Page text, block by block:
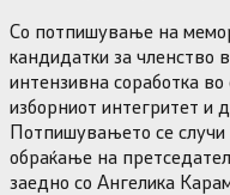
Со потпишување на
кандидатки за членство
интензивна соработка
изборниот интегритет и
Потпишувањето се
обраќање на
заедно со Ангелика